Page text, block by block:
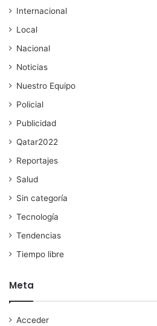
Internacional
Local
Nacional
Noticias
Nuestro Equipo
Policial
Publicidad
Qatar2022
Reportajes
Salud
Sin categoría
Tecnología
Tendencias
Tiempo libre
Meta
Acceder